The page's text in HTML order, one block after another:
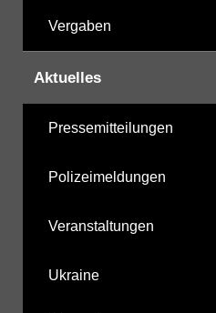
Vergaben
Aktuelles
Pressemitteilungen
Polizeimeldungen
Veranstaltungen
Ukraine